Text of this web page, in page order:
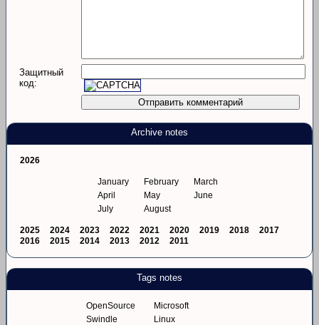
Защитный
код:
Archive notes
2026
January February
March
April
May
June
July
August
2025 2024 2023 2022 2021 2020 2019 2018
2017
2016
2015 2014 2013 2012 2011
Tags notes
OpenSource
Microsoft
Swindle
Linux